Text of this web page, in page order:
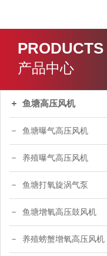
PRODUCTS
产品中心
鱼塘高压风机
鱼塘曝气高压风机
养殖曝气高压风机
鱼塘打氧旋涡气泵
鱼塘增氧高压鼓风机
养殖螃蟹增氧高压风机